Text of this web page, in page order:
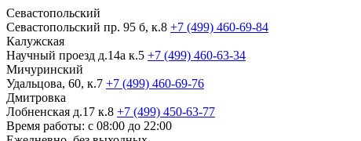
Севастопольский
Севастопольский пр. 95 б, к.8 +7 (499) 460-69-84
Калужская
Научный проезд д.14а к.5 +7 (499) 460-63-34
Мичуринский
Удальцова, 60, к.7 +7 (499) 460-69-76
Дмитровка
Лобненская д.17 к.8 +7 (499) 450-63-77
Время работы: с 08:00 до 22:00